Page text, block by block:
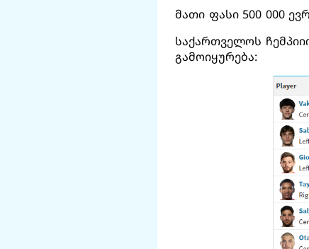
მათი ფასი 500 000
საქართველოს
გამოიყურება: